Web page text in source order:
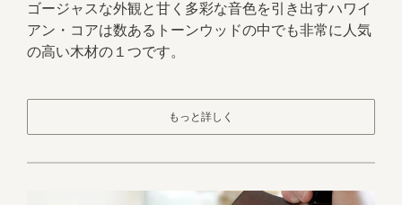
ゴージャスな外観と甘く多彩な音色を引き出すハワイ
アン・コアは数あるトーンウッドの中でも非常に人気
の高い木材の１つです。
もっと詳しく